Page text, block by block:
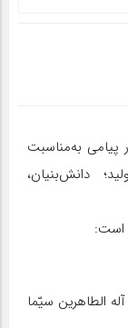
پیامی به‌مناسبت
دانش‌بنیان،
است:
الطاهرین سیّما